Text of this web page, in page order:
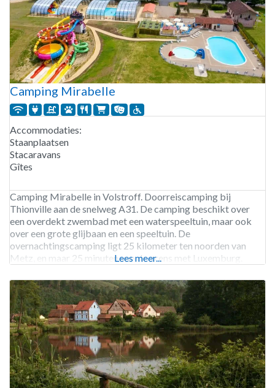
Camping Mirabelle
Accommodaties:
Staanplaatsen
Stacaravans
Gîtes
Camping Mirabelle in Volstroff. Doorreiscamping bij
Thionville aan de snelweg A31. De camping beschikt over
een overdekt zwembad met een waterspeeltuin, maar ook
over een grote glijbaan en een speeltuin. De
overnachtingscamping ligt 25 kilometer ten noorden van
Metz, en maar 25 minuten van de grens met Luxemburg.
september.
Lees meer...